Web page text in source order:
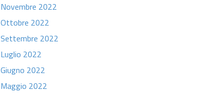
Novembre 2022
Ottobre 2022
Settembre 2022
Luglio 2022
Giugno 2022
Maggio 2022